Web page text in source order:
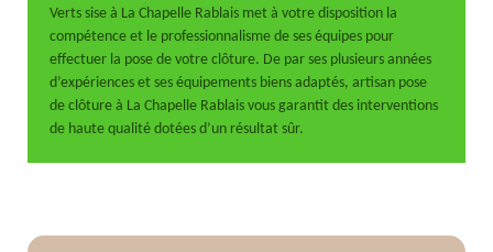
Verts sise à La Chapelle Rablais met à votre disposition la
compétence et le professionnalisme de ses équipes pour
effectuer la pose de votre clôture. De par ses plusieurs années
d’expériences et ses équipements biens adaptés, artisan pose
de clôture à La Chapelle Rablais vous garantit des interventions
de haute qualité dotées d’un résultat sûr.